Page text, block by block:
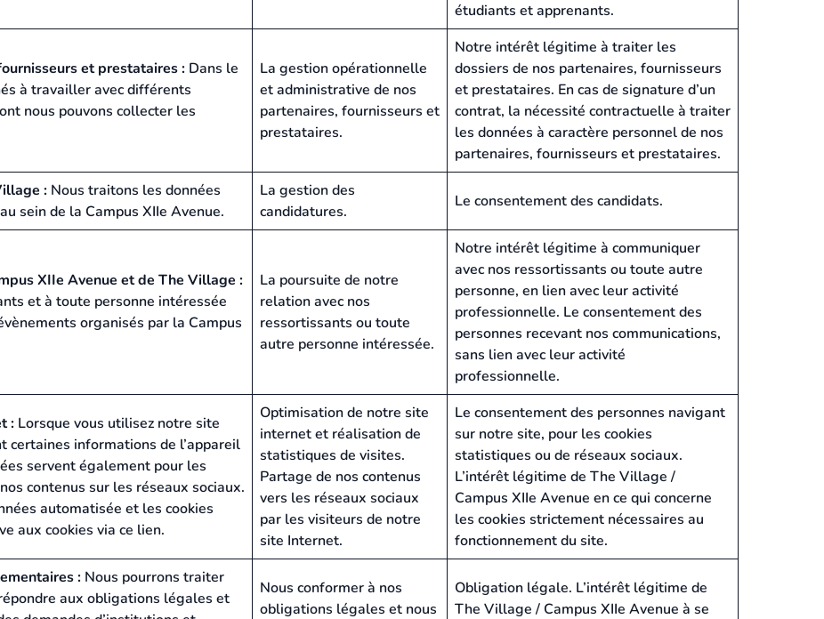
étudiants et apprenants.
et prestataires : Dans le
à travailler avec différents
nous pouvons collecter les
La gestion opérationnelle
et administrative de nos
partenaires, fournisseurs et
prestataires.
Notre intérêt légitime à traiter les
dossiers de nos partenaires, fournisseurs
et prestataires. En cas de signature d’un
contrat, la nécessité contractuelle à traiter
les données à caractère personnel de nos
partenaires, fournisseurs et prestataires.
: Nous traitons les données
sein de la Campus XIIe Avenue.
La gestion des
candidatures.
Le consentement des candidats.
XIIe Avenue et de The Village :
et à toute personne intéressée
organisés par la Campus
La poursuite de notre
relation avec nos
ressortissants ou toute
autre personne intéressée.
Notre intérêt légitime à communiquer
avec nos ressortissants ou toute autre
personne, en lien avec leur activité
professionnelle. Le consentement des
personnes recevant nos communications,
sans lien avec leur activité
professionnelle.
: Lorsque vous utilisez notre site
certaines informations de l’appareil
servent également pour les
contenus sur les réseaux sociaux.
automatisée et les cookies
aux cookies via ce lien.
Optimisation de notre site
internet et réalisation de
statistiques de visites.
Partage de nos contenus
vers les réseaux sociaux
par les visiteurs de notre
site Internet.
Le consentement des personnes navigant
sur notre site, pour les cookies
statistiques ou de réseaux sociaux.
L’intérêt légitime de The Village /
Campus XIIe Avenue en ce qui concerne
les cookies strictement nécessaires au
fonctionnement du site.
: Nous pourrons traiter
aux obligations légales et
Nous conformer à nos
obligations légales et nous
Obligation légale. L’intérêt légitime de
The Village / Campus XIIe Avenue à se